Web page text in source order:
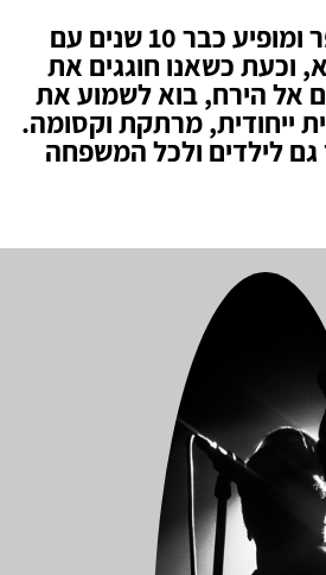
רני אלינב מספר ומופיע כבר 10 שנים עם
וכעת כשאנו חוגגים את
אל הירח, בוא לשמוע את
ייחודית, מרתקת וקסומה.
לילדים ולכל המשפחה